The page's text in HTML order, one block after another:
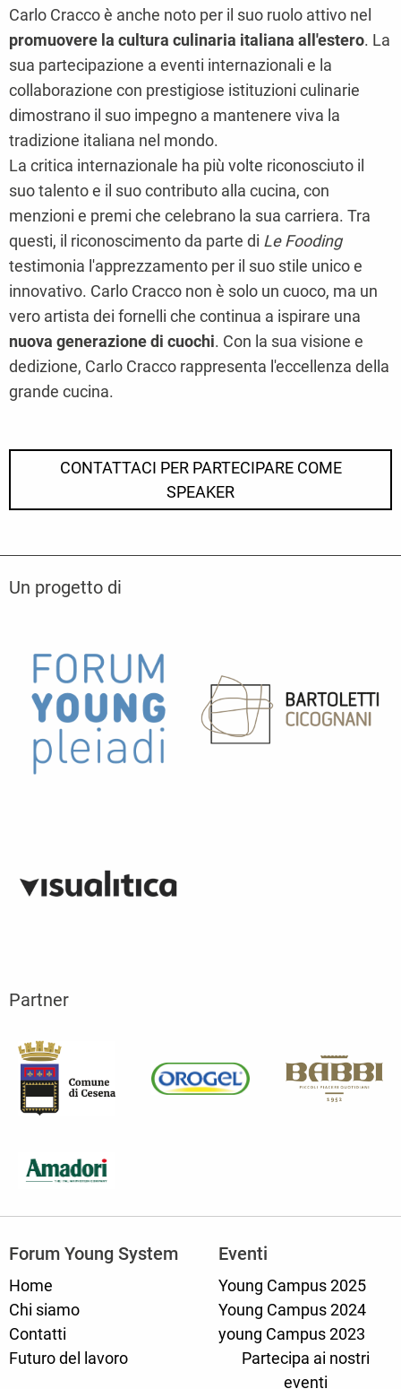
Carlo Cracco è anche noto per il suo ruolo attivo nel
promuovere la cultura culinaria italiana all'estero. La
sua partecipazione a eventi internazionali e la
collaborazione con prestigiose istituzioni culinarie
dimostrano il suo impegno a mantenere viva la
tradizione italiana nel mondo.
La critica internazionale ha più volte riconosciuto il
suo talento e il suo contributo alla cucina, con
menzioni e premi che celebrano la sua carriera. Tra
questi, il riconoscimento da parte di Le Fooding
testimonia l'apprezzamento per il suo stile unico e
innovativo. Carlo Cracco non è solo un cuoco, ma un
vero artista dei fornelli che continua a ispirare una
nuova generazione di cuochi. Con la sua visione e
dedizione, Carlo Cracco rappresenta l'eccellenza della
grande cucina.
CONTATTACI PER PARTECIPARE COME
SPEAKER
Un progetto di
Partner
Forum Young System
Home
Chi siamo
Contatti
Futuro del lavoro
Eventi
Young Campus 2025
Young Campus 2024
young Campus 2023
Partecipa ai nostri
eventi